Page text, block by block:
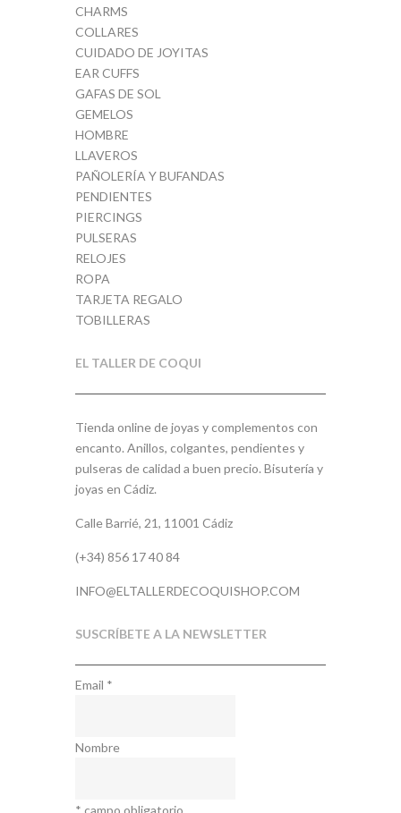
CHARMS
COLLARES
CUIDADO DE JOYITAS
EAR CUFFS
GAFAS DE SOL
GEMELOS
HOMBRE
LLAVEROS
PAÑOLERÍA Y BUFANDAS
PENDIENTES
PIERCINGS
PULSERAS
RELOJES
ROPA
TARJETA REGALO
TOBILLERAS
EL TALLER DE COQUI
Tienda online de joyas y complementos con
encanto. Anillos, colgantes, pendientes y
pulseras de calidad a buen precio. Bisutería y
joyas en Cádiz.
Calle Barrié, 21, 11001 Cádiz
(+34) 856 17 40 84
INFO@ELTALLERDECOQUISHOP.COM
SUSCRÍBETE A LA NEWSLETTER
Email *
Nombre